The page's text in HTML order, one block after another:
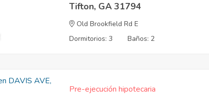
Tifton, GA 31794
Old Brookfield Rd E
Dormitorios: 3
Baños: 2
Pre-ejecución hipotecaria